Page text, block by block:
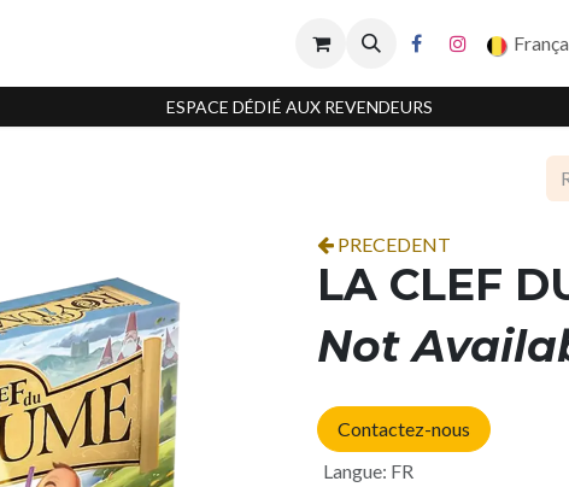
ESPACE DÉDIÉ AUX REVENDEURS
PRECEDENT
LA CLEF
Not
Contactez-nous
Langue: FR